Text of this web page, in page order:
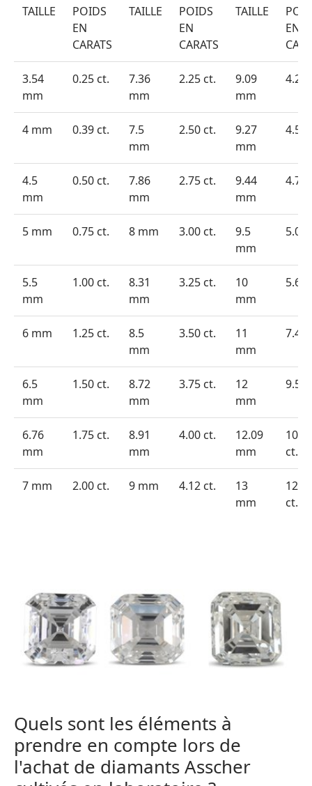
TAILLE
POIDS
EN
CARATS
TAILLE
POIDS
EN
CARATS
TAILLE
EN
3.54
mm
0.25 ct.
7.36
mm
2.25 ct.
9.09
mm
4.25
4 mm 0.39 ct.
7.5
mm
2.50 ct.
9.27
mm
4.50
4.5
mm
0.50 ct.
7.86
mm
2.75 ct.
9.44
mm
4.75
5 mm 0.75 ct. 8 mm 3.00 ct.
9.5
mm
5.09
5.5
mm
1.00 ct.
8.31
mm
3.25 ct.
10
mm
5.62
6 mm 1.25 ct.
8.5
mm
3.50 ct.
11
mm
7.44
6.5
mm
1.50 ct.
8.72
mm
3.75 ct.
12
mm
9.52
6.76
mm
1.75 ct.
8.91
mm
4.00 ct.
12.09
mm
ct.
7 mm 2.00 ct. 9 mm 4.12 ct.
13
mm
ct.
Quels sont les éléments à
prendre en compte lors de
l'achat de diamants Asscher